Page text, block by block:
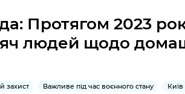
рада
послуги
Пільги, субсидії та
Паспорт, свідоцтва та
об'єднань
Протягом 2023
людей щодо
захист Важливе під час воєнного стану
Київ